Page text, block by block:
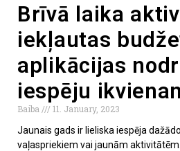
Brīvā laika
iekļautas
aplikācijas
iespēju
Baiba
11. January, 2023
Jaunais gads ir lieliska iespēja
vaļaspriekiem vai jaunām